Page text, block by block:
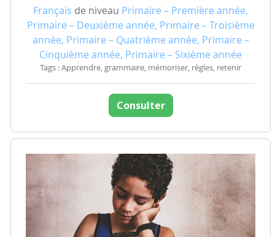
Français de niveau Primaire – Première année,
Primaire – Deuxième année, Primaire – Troisième
année, Primaire – Quatrième année, Primaire –
Cinquième année, Primaire – Sixième année
Tags : Apprendre, grammaire, mémoriser, règles, retenir
Consulter